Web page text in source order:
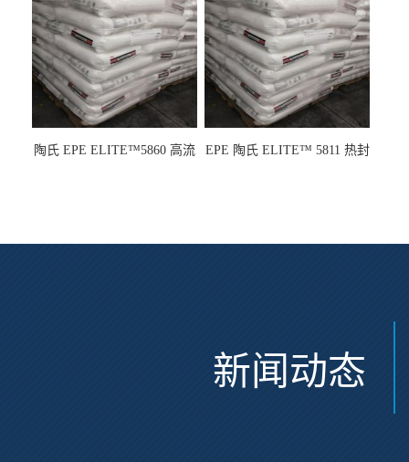
陶氏 EPE ELITE™5860 高流
EPE 陶氏 ELITE™ 5811 热封
新闻动态